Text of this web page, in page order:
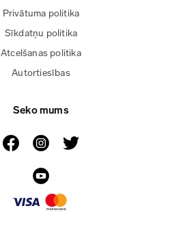
Privātuma politika
Sīkdatņu politika
Atcelšanas politika
Autortiesības
Seko mums